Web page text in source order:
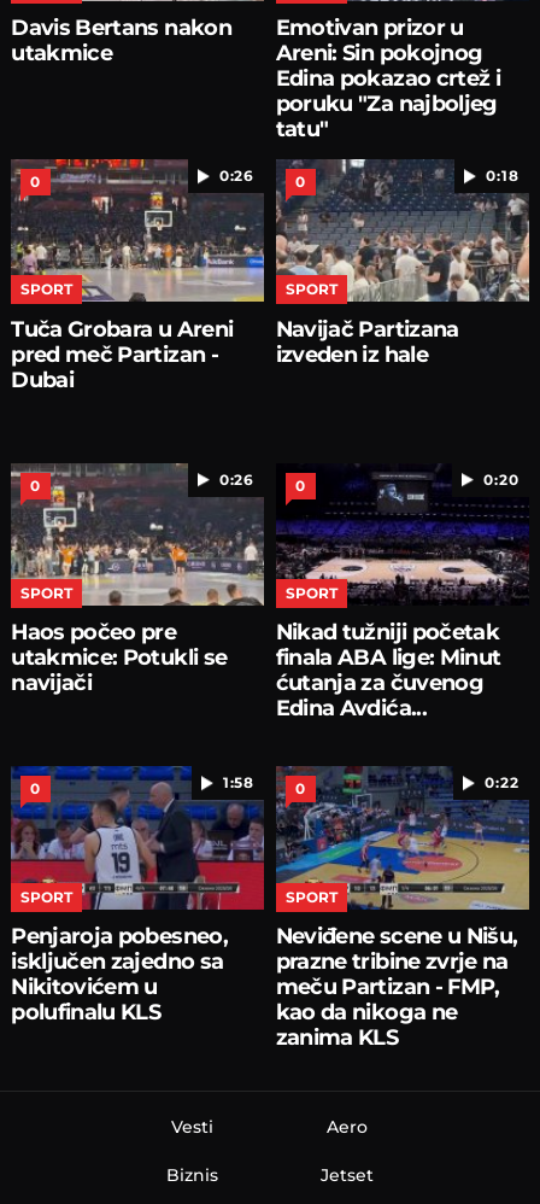
Davis Bertans nakon
utakmice
Emotivan prizor u
Areni: Sin pokojnog
Edina pokazao crtež i
poruku "Za najboljeg
tatu"
0:26
0
SPORT
Tuča Grobara u Areni
pred meč Partizan -
Dubai
0:18
0
SPORT
Navijač Partizana
izveden iz hale
0:26
0
SPORT
Haos počeo pre
utakmice: Potukli se
navijači
0:20
0
SPORT
Nikad tužniji početak
finala ABA lige: Minut
ćutanja za čuvenog
Edina Avdića...
1:58
0
SPORT
Penjaroja pobesneo,
isključen zajedno sa
Nikitovićem u
polufinalu KLS
0:22
0
SPORT
Neviđene scene u Nišu,
prazne tribine zvrje na
meču Partizan - FMP,
kao da nikoga ne
zanima KLS
Vesti
Biznis
Aero
Jetset